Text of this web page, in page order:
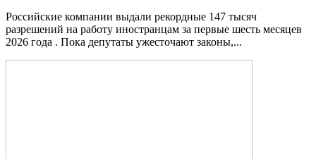
Российские компании выдали рекордные 147 тысяч
разрешений на работу иностранцам за первые шесть месяцев
2026 года . Пока депутаты ужесточают законы,...